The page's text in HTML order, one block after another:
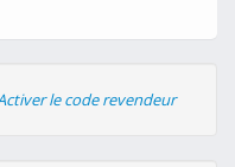
le code revendeur